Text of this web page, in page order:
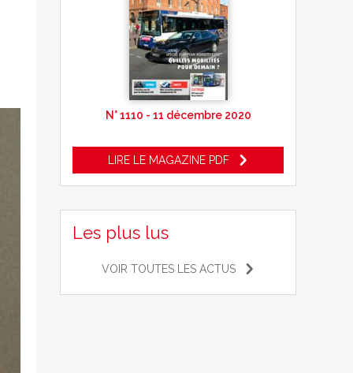
N° 1110 - 11 décembre 2020
LIRE LE MAGAZINE PDF
Les plus lus
VOIR TOUTES LES ACTUS